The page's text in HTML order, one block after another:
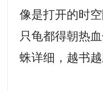
像是打开的时
只龟都得朝热
蛛详细，越书